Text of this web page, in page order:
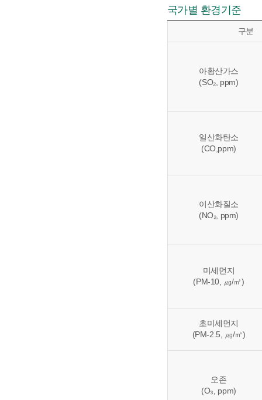
국가별 환경기준
구분
아황산가스
(SO₂, ppm)
일산화탄소
(CO,ppm)
이산화질소
(NO₂, ppm)
미세먼지
(PM-10, ㎍/㎥)
초미세먼지
(PM-2.5, ㎍/㎥)
오존
(O₃, ppm)